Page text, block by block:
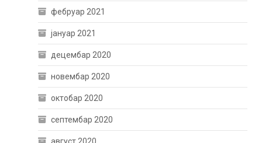
фебруар 2021
јануар 2021
децембар 2020
новембар 2020
октобар 2020
септембар 2020